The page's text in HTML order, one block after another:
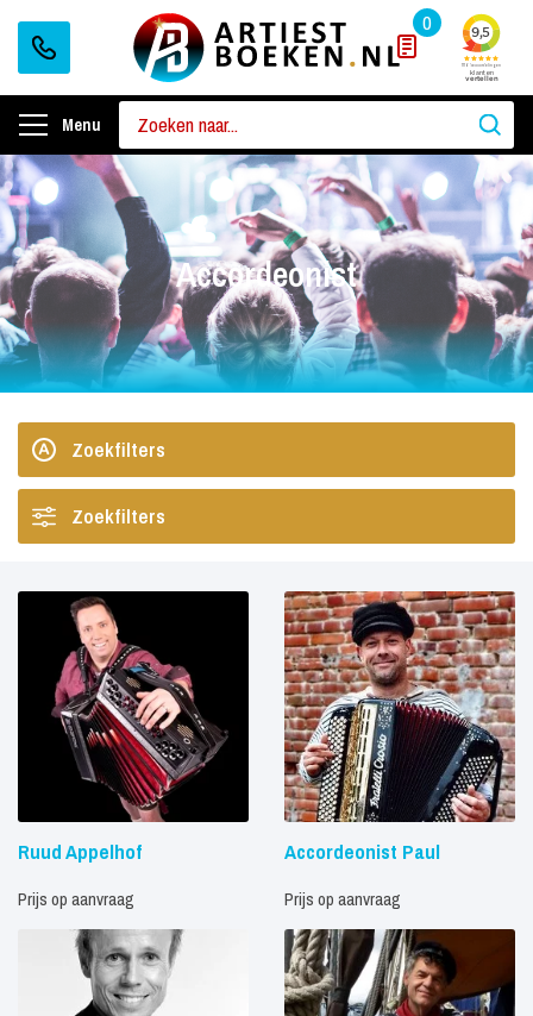
0
Menu
Accordeonist
Zoekfilters
Zoekfilters
Ruud Appelhof
Prijs op aanvraag
Accordeonist Paul
Prijs op aanvraag